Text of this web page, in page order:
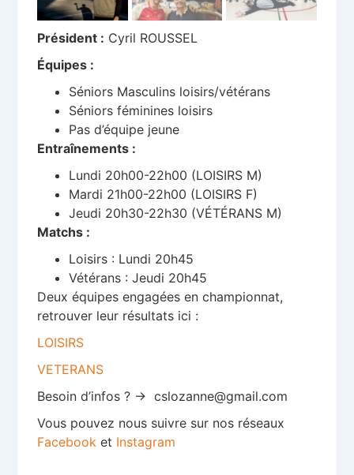
Président : Cyril ROUSSEL
Équipes :
Séniors Masculins loisirs/vétérans
Séniors féminines loisirs
Pas d’équipe jeune
Entraînements :
Lundi 20h00-22h00 (LOISIRS M)
Mardi 21h00-22h00 (LOISIRS F)
Jeudi 20h30-22h30 (VÉTÉRANS M)
Matchs :
Loisirs : Lundi 20h45
Vétérans : Jeudi 20h45
Deux équipes engagées en championnat,
retrouver leur résultats ici :
LOISIRS
VETERANS
Besoin d’infos ? -> cslozanne@gmail.com
Vous pouvez nous suivre sur nos réseaux
Facebook et Instagram